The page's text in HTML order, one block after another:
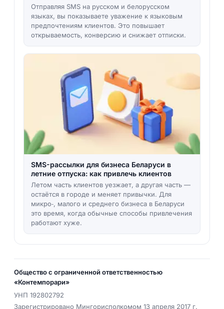
Отправляя SMS на русском и белорусском
языках, вы показываете уважение к языковым
предпочтениям клиентов. Это повышает
открываемость, конверсию и снижает отписки.
SMS-рассылки для бизнеса Беларуси в
летние отпуска: как привлечь клиентов
Летом часть клиентов уезжает, а другая часть —
остаётся в городе и меняет привычки. Для
микро‑, малого и среднего бизнеса в Беларуси
это время, когда обычные способы привлечения
работают хуже.
Общество с ограниченной ответственностью
«Контемпорари»
УНП 192802792
Зарегистрировано Мингорисполкомом 13 апреля 2017 г.